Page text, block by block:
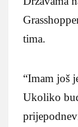
tima.
“Imam još
Ukoliko